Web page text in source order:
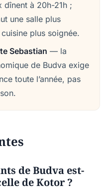
à 20h-21h ;
une salle plus
plus soignée.
Sebastian — la
de Budva exige
toute l’année, pas
de Budva est-
de Kotor ?